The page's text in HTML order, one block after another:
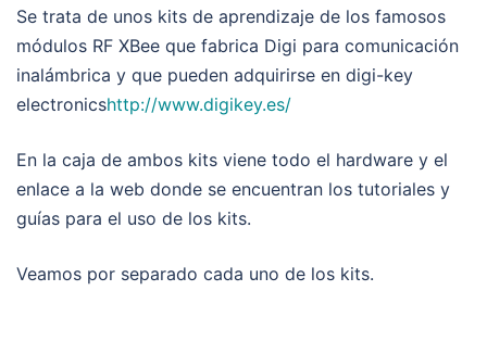
Se trata de unos kits de aprendizaje de los famosos
módulos RF XBee que fabrica Digi para comunicación
inalámbrica y que pueden adquirirse en digi-key
electronicshttp://www.digikey.es/
En la caja de ambos kits viene todo el hardware y el
enlace a la web donde se encuentran los tutoriales y
guías para el uso de los kits.
Veamos por separado cada uno de los kits.